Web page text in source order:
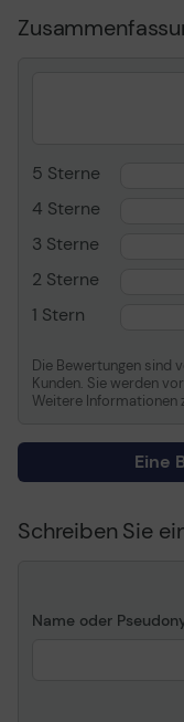
Gewicht
Informationen
5 Sterne
4 Sterne
3 Sterne
2 Sterne
1 Stern
Die Bewertungen sind
Kunden. Sie werden
Weitere Informationen
Eine
Schreiben Sie
Name oder